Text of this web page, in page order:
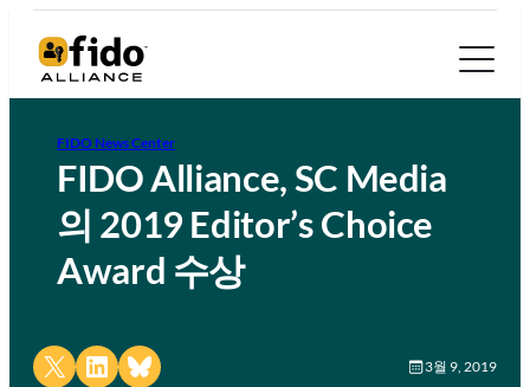
FIDO News Center
FIDO Alliance, SC Media
의 2019 Editor’s Choice
Award 수상
Share on X Share on LinkedIn
Share on Bluesky 3월 9, 2019